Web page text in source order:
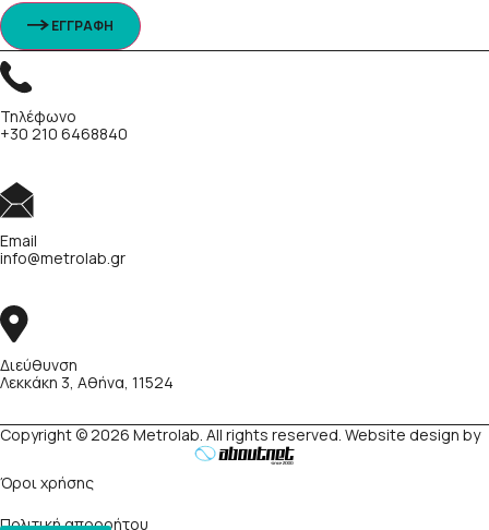
ΕΓΓΡΑΦΗ
Τηλέφωνο
+30 210 6468840
Email
info@metrolab.gr
Διεύθυνση
Λεκκάκη 3, Αθήνα, 11524
Copyright © 2026 Metrolab. All rights reserved. Website design by
Όροι χρήσης
Πολιτική απορρήτου